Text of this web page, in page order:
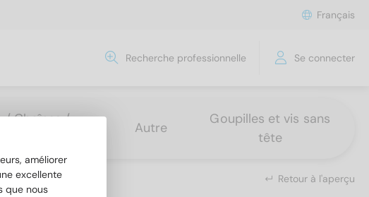
Français
Recherche professionnelle Se connecter
/ Chaînes /
Autre
Goupilles et vis sans
tête
Retour à l'aperçu
améliorer
excellente
que nous